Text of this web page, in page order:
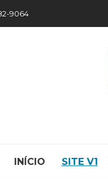
9064
INÍCIO SITE V1